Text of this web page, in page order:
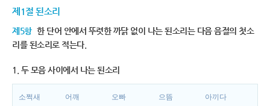
제1절 된소리
제5항 한 단어 안에서 뚜렷한 까닭 없이 나는 된소리는 다음 음절의 첫소
리를 된소리로 적는다.
1. 두 모음 사이에서 나는 된소리
소쩍새 어깨 오빠 으뜸
아끼다